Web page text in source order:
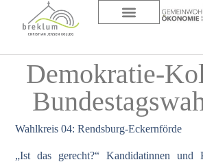
Demokratie-
Wahlkreis 04: Rendsburg-Eckernförde
„Ist das gerecht?“ Kandidatinnen und